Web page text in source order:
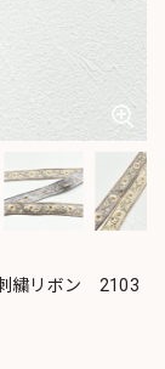
繍リボン 2103